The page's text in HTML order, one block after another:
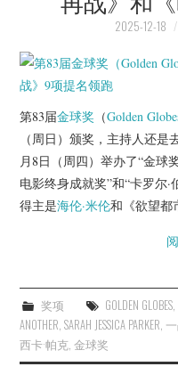
2025-12-18
第83届金球奖 （Golden
（周日）颁奖，主持人还是
月8日（周四）举办了“金球
电影终身成就奖”和“卡罗尔
得主是海伦·米伦和《欲望都
奖项 GOLDEN GLOBES,
ANOTHER,SARAH JESSICA PARKER,
西卡·帕克,金球奖